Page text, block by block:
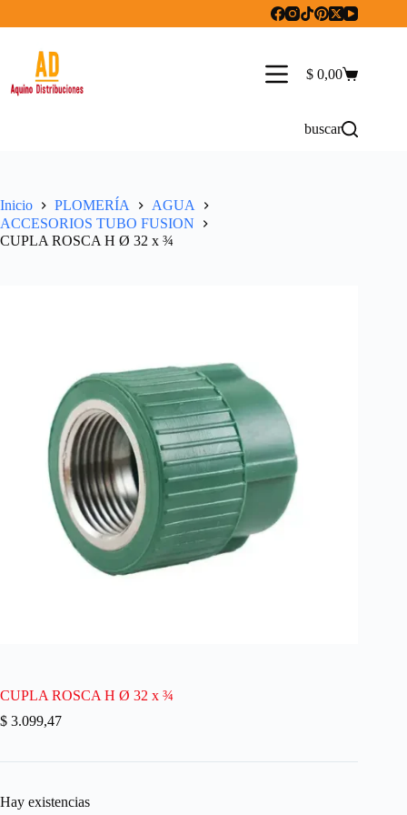
Carro
$ 0,00
buscar
Inicio PLOMERÍA
AGUA
ACCESORIOS TUBO FUSION
CUPLA ROSCA H Ø 32 x ¾
CUPLA ROSCA H Ø 32 x ¾
$ 3.099,47
Hay existencias